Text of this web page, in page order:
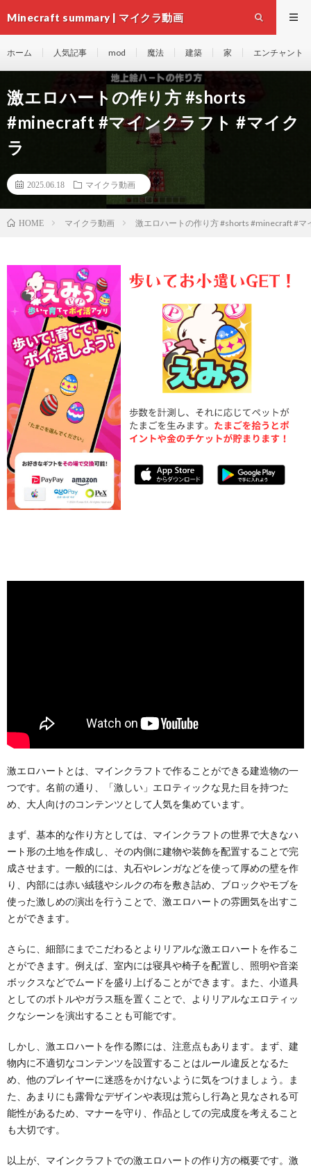
Minecraft summary | マイクラ動画
ホーム 人気記事 mod 魔法 建築 家 エンチャント
激エロハートの作り方 #shorts
#minecraft #マインクラフト #マイク
ラ
2025.06.18 マイクラ動画
HOME マイクラ動画 激エロハートの作り方 #shorts #minecraft #マ
激エロハートとは、マインクラフトで作ることができる建造物の一
つです。名前の通り、「激しい」エロティックな見た目を持つた
め、大人向けのコンテンツとして人気を集めています。
まず、基本的な作り方としては、マインクラフトの世界で大きなハ
ート形の土地を作成し、その内側に建物や装飾を配置することで完
成させます。一般的には、丸石やレンガなどを使って厚めの壁を作
り、内部には赤い絨毯やシルクの布を敷き詰め、ブロックやモブを
使った激しめの演出を行うことで、激エロハートの雰囲気を出すこ
とができます。
さらに、細部にまでこだわるとよりリアルな激エロハートを作るこ
とができます。例えば、室内には寝具や椅子を配置し、照明や音楽
ボックスなどでムードを盛り上げることができます。また、小道具
としてのボトルやガラス瓶を置くことで、よりリアルなエロティッ
クなシーンを演出することも可能です。
しかし、激エロハートを作る際には、注意点もあります。まず、建
物内に不適切なコンテンツを設置することはルール違反となるた
め、他のプレイヤーに迷惑をかけないように気をつけましょう。ま
た、あまりにも露骨なデザインや表現は荒らし行為と見なされる可
能性があるため、マナーを守り、作品としての完成度を考えること
も大切です。
以上が、マインクラフトでの激エロハートの作り方の概要です。激